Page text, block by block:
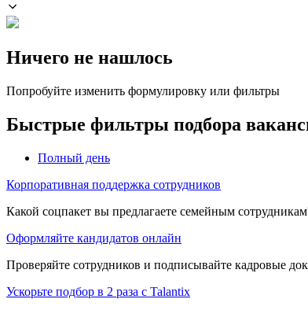
Ничего не нашлось
Попробуйте изменить формулировку или фильтры
Быстрые фильтры подбора
Полный день
Корпоративная поддержка сотрудников
Какой соцпакет вы предлагаете семейным
Оформляйте кандидатов онлайн
Проверяйте сотрудников и подписывайте кадровые
Ускорьте подбор в 2 раза с Talantix